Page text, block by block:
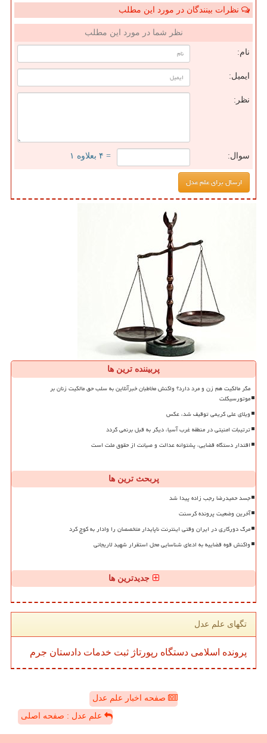
نظرات بینندگان در مورد این مطلب
نظر شما در مورد این مطلب
نام:
ایمیل:
نظر:
سوال: = ۴ بعلاوه ۱
پربیننده ترین ها
مگر مالکیت هم زن و مرد دارد؟ واکنش مخاطبان خبرآنلاین به سلب حق مالکیت زنان بر
موتورسیکلت
ویلای علی کریمی توقیف شد، عکس
ترتیبات امنیتی در منطقه غرب آسیا، دیگر به قبل برنمی گردد
اقتدار دستگاه قضایی، پشتوانه عدالت و صیانت از حقوق ملت است
پربحث ترین ها
جسد حمیدرضا رجب زاده پیدا شد
آخرین وضعیت پرونده کرسنت
مرگ دورکاری در ایران وقتی اینترنت ناپایدار متخصصان را وادار به کوچ کرد
واکنش قوه قضاییه به ادعای شناسایی محل استقرار شهید لاریجانی
جدیدترین ها
تگهای علم عدل
پرونده اسلامی دستگاه رپورتاژ ثبت خدمات دادستان جرم
صفحه اخبار علم عدل
علم عدل : صفحه اصلی